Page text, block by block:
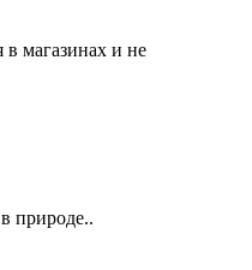
в магазинах и не
природе..